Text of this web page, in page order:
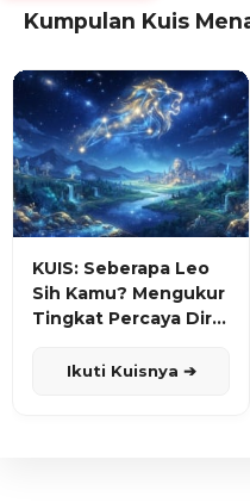
Kumpulan Kuis
KUIS: Seberapa Leo
Sih Kamu? Mengukur
Tingkat Percaya Diri
Ikuti Kuisnya ➔